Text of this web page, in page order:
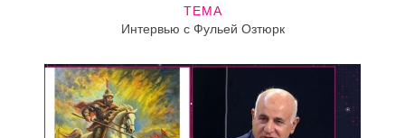
ТЕМА
Интервью с Фульей Озтюрк